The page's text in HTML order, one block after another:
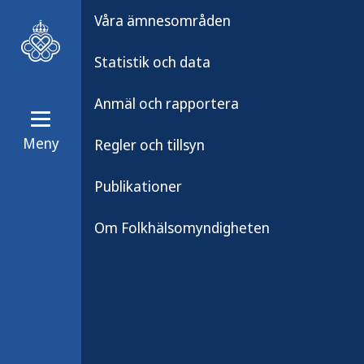
Meny
Våra ämnesområden
Statistik och data
Anmäl och rapportera
Regler och tillsyn
Publikationer
Om Folkhälsomyndigheten
Nyheter och press
Beslut om